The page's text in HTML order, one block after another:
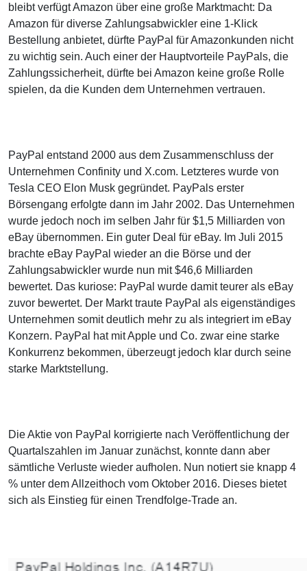
bleibt verfügt Amazon über eine große Marktmacht: Da
Amazon für diverse Zahlungsabwickler eine 1-Klick
Bestellung anbietet, dürfte PayPal für Amazonkunden nicht
zu wichtig sein. Auch einer der Hauptvorteile PayPals, die
Zahlungssicherheit, dürfte bei Amazon keine große Rolle
spielen, da die Kunden dem Unternehmen vertrauen.
PayPal entstand 2000 aus dem Zusammenschluss der
Unternehmen Confinity und X.com. Letzteres wurde von
Tesla CEO Elon Musk gegründet. PayPals erster
Börsengang erfolgte dann im Jahr 2002. Das Unternehmen
wurde jedoch noch im selben Jahr für $1,5 Milliarden von
eBay übernommen. Ein guter Deal für eBay. Im Juli 2015
brachte eBay PayPal wieder an die Börse und der
Zahlungsabwickler wurde nun mit $46,6 Milliarden
bewertet. Das kuriose: PayPal wurde damit teurer als eBay
zuvor bewertet. Der Markt traute PayPal als eigenständiges
Unternehmen somit deutlich mehr zu als integriert im eBay
Konzern. PayPal hat mit Apple und Co. zwar eine starke
Konkurrenz bekommen, überzeugt jedoch klar durch seine
starke Marktstellung.
Die Aktie von PayPal korrigierte nach Veröffentlichung der
Quartalszahlen im Januar zunächst, konnte dann aber
sämtliche Verluste wieder aufholen. Nun notiert sie knapp 4
% unter dem Allzeithoch vom Oktober 2016. Dieses bietet
sich als Einstieg für einen Trendfolge-Trade an.